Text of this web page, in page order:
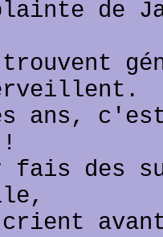
de
ans,
fais des